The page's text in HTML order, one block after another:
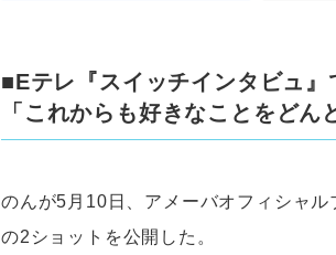
■Eテレ『スイッチインタビュ』
「これからも好きなことをどん
のんが5月10日、アメーバオフィシャ
の2ショットを公開した。